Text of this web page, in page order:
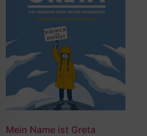
Mein Name ist Greta